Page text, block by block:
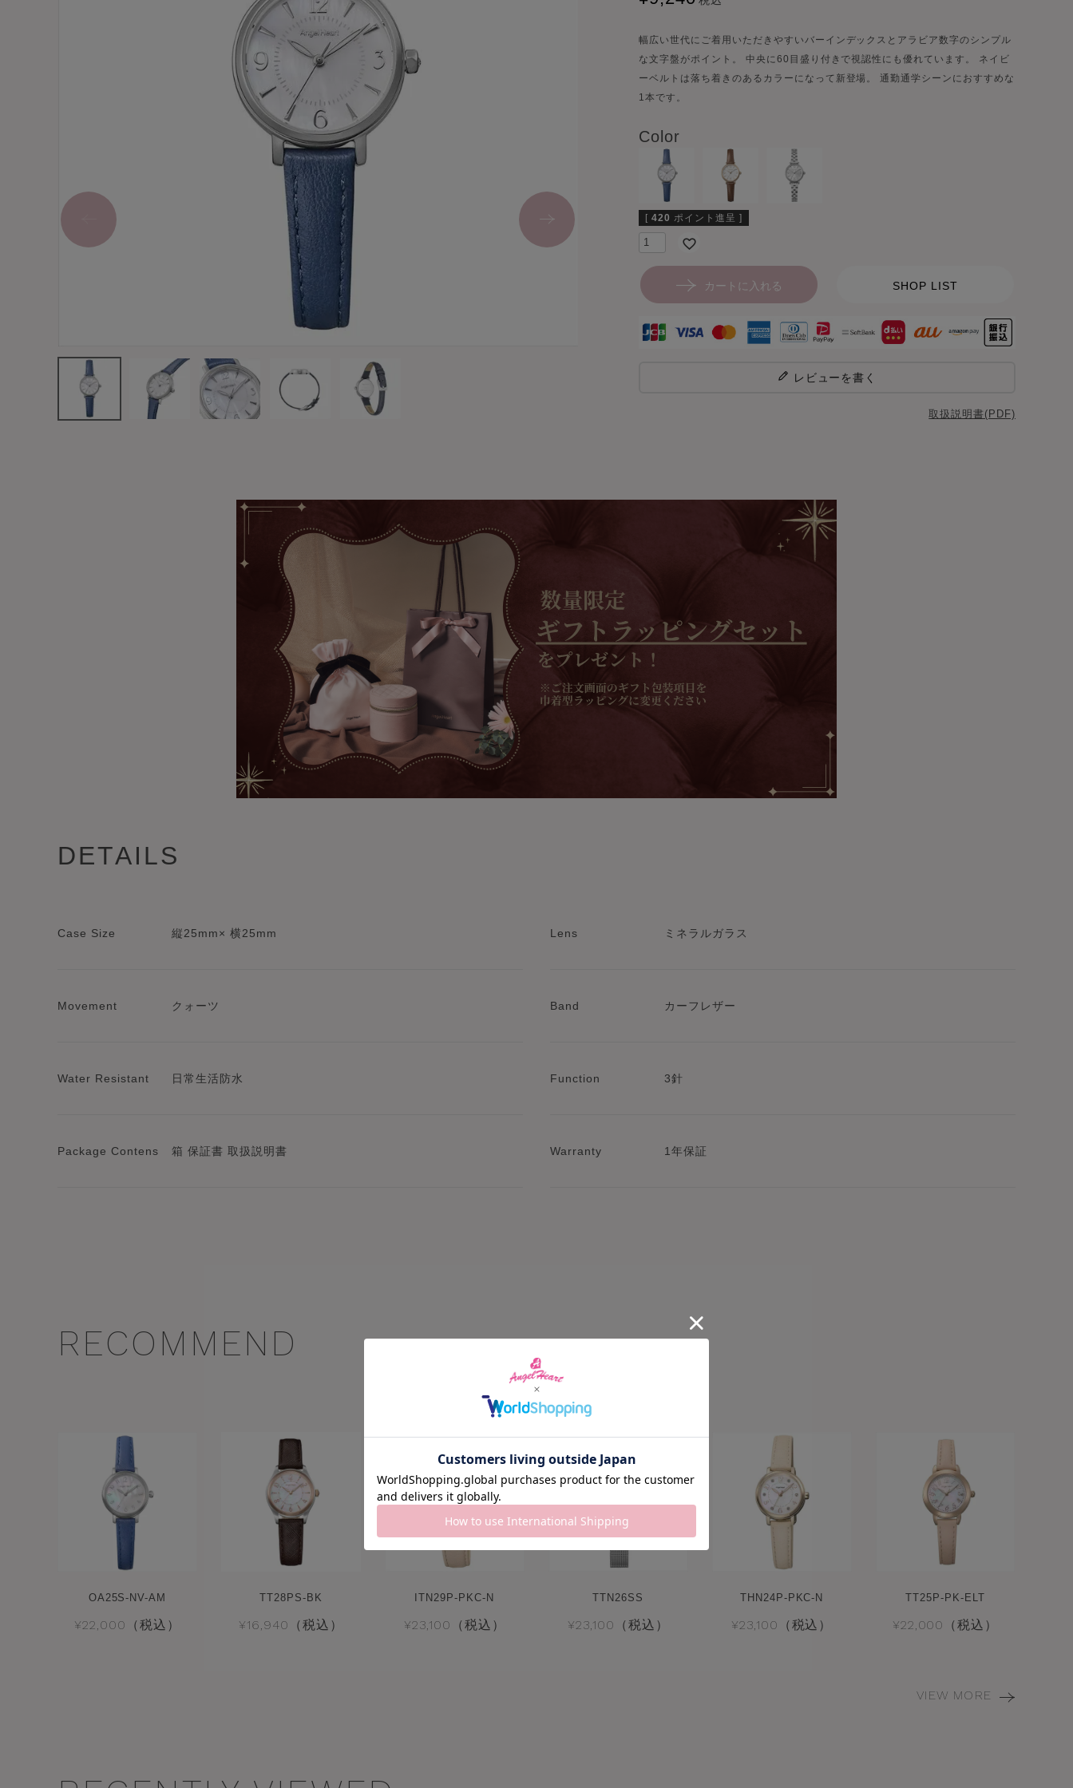
幅広い世代にご着用いただきやすいバーインデックスとアラビア数字のシンプル
な文字盤がポイント。 中央に60目盛り付きで視認性にも優れています。 ネイビ
ーベルトは落ち着きのあるカラーになって新登場。 通勤通学シーンにおすすめな
1本です。
Color
[ 420 ポイント進呈 ]
カートに入れる SHOP LIST
レビューを書く
取扱説明書(PDF)
DETAILS
Case Size 縦25mm× 横25mm
Movement クォーツ
Water Resistant 日常生活防水
Package Contens 箱 保証書 取扱説明書
Lens ミネラルガラス
Band カーフレザー
Function 3針
Warranty 1年保証
RECOMMEND
OA25S-NV-AM
¥22,000（税込）
TT28PS-BK
¥16,940（税込）
ITN29P-PKC-N
¥23,100（税込）
TTN26SS
¥23,100（税込）
THN24P-PKC-N
¥23,100（税込）
TT25P-PK-ELT
¥22,000（税込）
VIEW MORE